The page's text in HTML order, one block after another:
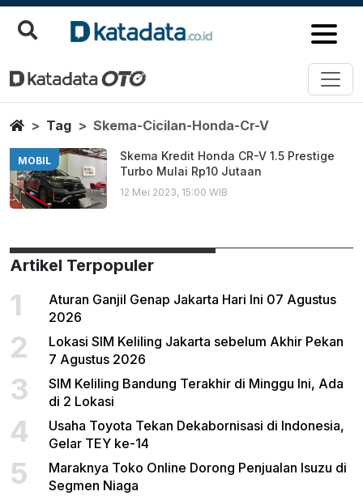
Skema Cicilan Honda Cr V
Berita Terbaru
HomeTag Skema-Cicilan-Honda-Cr-V
MOBIL
Skema Kredit Honda CR-V 1.5 Prestige
Turbo Mulai Rp10 Jutaan
12 Mei 2023, 15:00 WIB
Artikel Terpopuler
1
Aturan Ganjil Genap Jakarta Hari Ini 07 Agustus
2026
2
Lokasi SIM Keliling Jakarta sebelum Akhir Pekan
7 Agustus 2026
3
SIM Keliling Bandung Terakhir di Minggu Ini, Ada
di 2 Lokasi
4
Usaha Toyota Tekan Dekabornisasi di Indonesia,
Gelar TEY ke-14
5
Maraknya Toko Online Dorong Penjualan Isuzu di
Segmen Niaga